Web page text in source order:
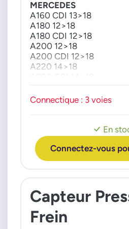
En
Connectez-vous
MERCEDES
A160 CDI 13>18
A180 12>18
A180 CDI 12>18
A200 12>18
A200 CDI 12>18
A220 14>18
B160 CDI 13>18
B180 11>18
B200 CDI 11>14
B220 13>18
B220 CDI 11>18
E200 CDI 09>15
E200 CGI 09>15
E220 BlueTec 14>16
E220 CDI 09>16
Connectique : 3 voies
Capteur
Frein